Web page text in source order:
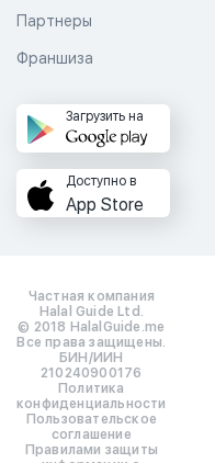
Партнеры
Франшиза
Загрузить на
Доступно в
App Store
Частная компания
Halal Guide Ltd.
© 2018 HalalGuide.me
Все права защищены.
БИН/ИИН
210240900176
Политика
конфиденциальности
Пользовательское
соглашение
Правилами защиты